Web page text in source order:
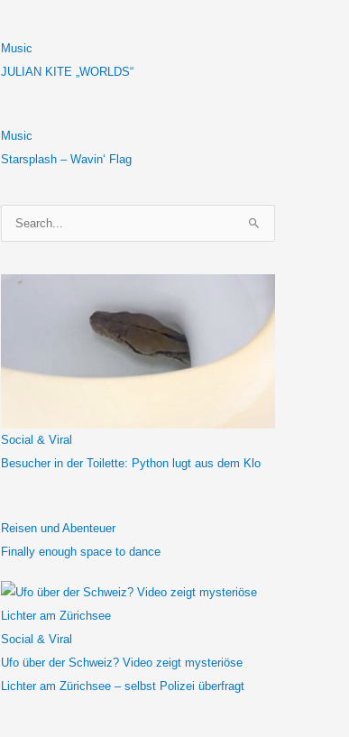
Music
JULIAN KITE „WORLDS“
Music
Starsplash – Wavin‘ Flag
u
h
Social & Viral
Besucher in der Toilette: Python lugt aus dem Klo
Reisen und Abenteuer
Finally enough space to dance
Social & Viral
Ufo über der Schweiz? Video zeigt mysteriöse
Lichter am Zürichsee – selbst Polizei überfragt